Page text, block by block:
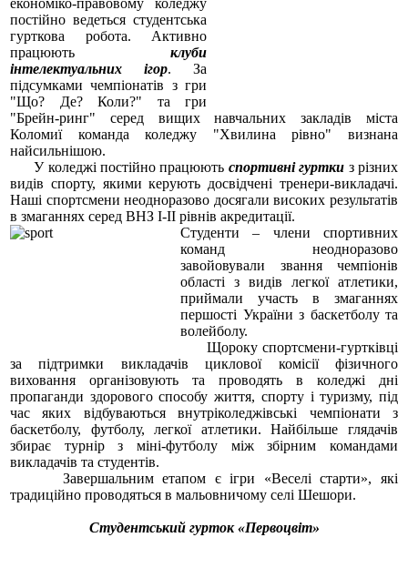
економіко-правовому коледжу
постійно ведеться студентська
гурткова робота. Активно
працюють клуби
інтелектуальних ігор. За
підсумками чемпіонатів з гри
"Що? Де? Коли?" та гри
"Брейн-ринг" серед вищих навчальних закладів міста
Коломиї команда коледжу "Хвилина рівно" визнана
найсильнішою.
У коледжі постійно працюють спортивні гуртки з різних
видів спорту, якими керують досвідчені тренери-викладачі.
Наші спортсмени неодноразово досягали високих результатів
в змаганнях серед ВНЗ І-ІІ рівнів акредитації.
Студенти – члени спортивних
команд неодноразово
завойовували звання чемпіонів
області з видів легкої атлетики,
приймали участь в змаганнях
першості України з баскетболу та
волейболу.
Щороку спортсмени-гуртківці
за підтримки викладачів циклової комісії фізичного
виховання організовують та проводять в коледжі дні
пропаганди здорового способу життя, спорту і туризму, під
час яких відбуваються внутріколеджівські чемпіонати з
баскетболу, футболу, легкої атлетики. Найбільше глядачів
збирає турнір з міні-футболу між збірним командами
викладачів та студентів.
Завершальним етапом є ігри «Веселі старти», які
традиційно проводяться в мальовничому селі Шешори.
Студентський гурток «Первоцвіт»